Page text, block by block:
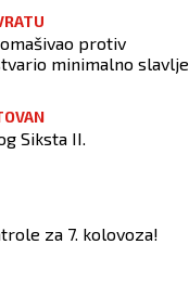
protiv
minimalno slavlje
Siksta II.
za 7. kolovoza!